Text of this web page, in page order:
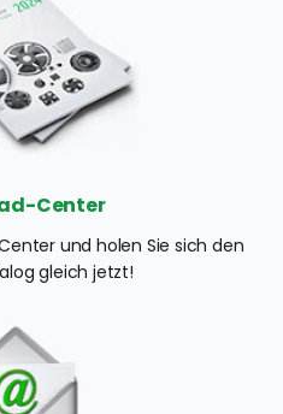
Center
und holen Sie sich den
gleich jetzt!